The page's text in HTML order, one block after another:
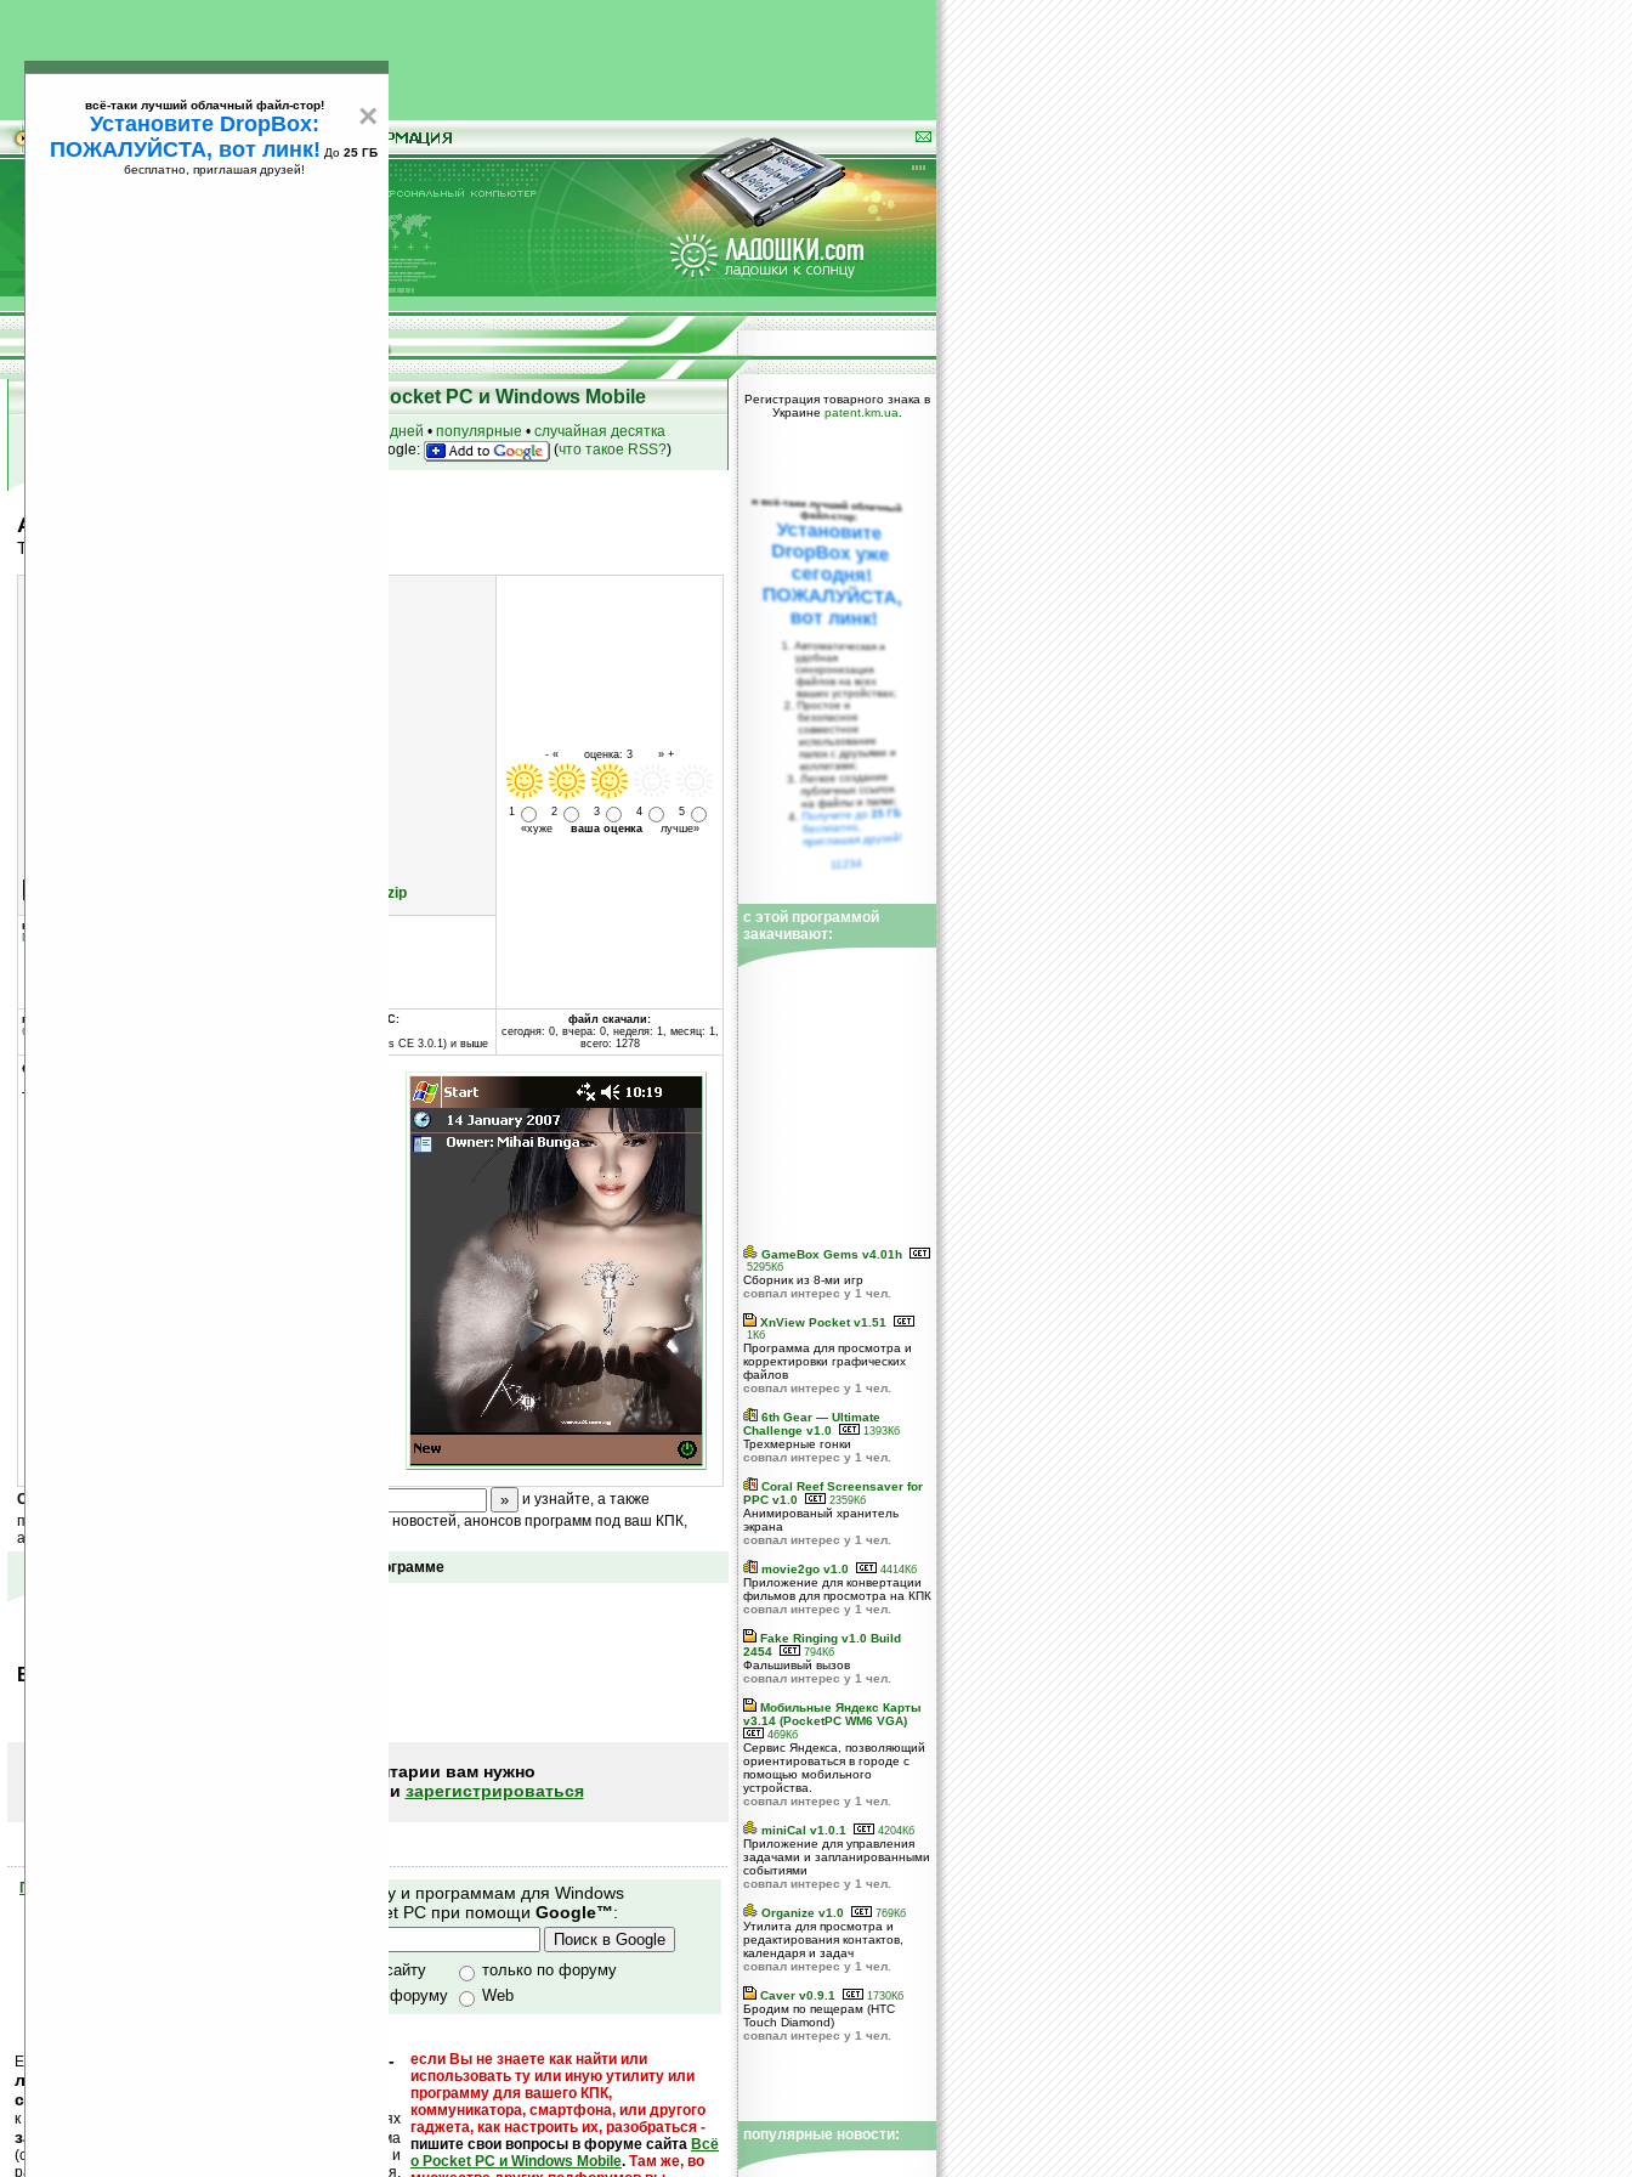
25
Скачать программы для КПК Pocket PC и Windows Mobile
за 7 дней • популярные • случайная десятка
на Google: (что такое RSS?)
AoS #12
Тема для экрана Today
/files/themes/0000015070.zip
- « оценка: 3 » +
1 2 3 4
5
«хуже ваша оценкалучше»
группы программы:
Графика
программа:
бесплатная
совместима с Pocket PC:
Pocket PC 2002 (Windows CE 3.0.1) и выше
файл скачали:
сегодня: 0, вчера: 0, неделя: 1, месяц: 1,
всего: 1278
описание:
Тема для экрана Today.
Скоро
и узнайте, а также
получайте ежедневный или еженедельный дайджест новостей, анонсов программ под ваш КПК,
акций сайта на ваш почтовый ящик.
Отзывы о программе
Ваше мнение будет первым.
Чтобы писать комментарии вам нужно
или зарегистрироваться
Помогите Ладошкам стать лучше
Поиск по сайту и программам для Windows
Mobile и Pocket PC при помощи Google™:
только по сайту
только по форуму
по сайту и форуму
Web
Еще раз обращаем внимание, что
кейгены, кряки -
лекарства, серийные номера, ключи и
ссылки на варезные сайты
если Вы не знаете как найти или
использовать ту или иную утилиту или
программу для вашего КПК,
коммуникатора, смартфона, или другого
гаджета, как настроить их, разобраться -
пишите свои вопросы в форуме сайта Всё
о Pocket PC и Windows Mobile. Там же, во
к публикации на нашем сайте в комментариях
запрещены
, как и несанкционированная реклама
(спам). Мы поддерживаем авторов программ и
развитие легального программного обеспечения.
Регистрация товарного знака в
Украине patent.km.ua
×
всё-таки лучший облачный файл-стор!
Установите DropBox:
ПОЖАЛУЙСТА, вот линк! До 25 ГБ
бесплатно, приглашая друзей!
и всё-таки лучший облачный
файл-стор:
Установите
DropBox уже
сегодня!
ПОЖАЛУЙСТА,
вот линк!
Автоматическая и
удобная
синхронизация
файлов на всех
ваших устройствах;
Простое и
безопасное
совместное
использование
папок с друзьями и
коллегами;
Легкое создание
публичных ссылок
на файлы и папки;
Получите до25 ГБ
бесплатно,
приглашая друзей!
11234
с этой программой
закачивают:
GameBox Gems v4.01h
5295Кб
Сборник из 8-ми игр
совпал интерес у 1 чел.
XnView Pocket v1.51
1Кб
Программа для просмотра и
корректировки графических
файлов
совпал интерес у 1 чел.
6th Gear — Ultimate
Challenge v1.0
1393Кб
Трехмерные гонки
совпал интерес у 1 чел.
Coral Reef Screensaver for
PPC v1.0
2359Кб
Анимированый хранитель
экрана
совпал интерес у 1 чел.
movie2go v1.0 4414Кб
Приложение для конвертации
фильмов для просмотра на КПК
совпал интерес у 1 чел.
Fake Ringing v1.0 Build
2454
794Кб
Фальшивый вызов
совпал интерес у 1 чел.
Мобильные Яндекс Карты
v3.14 (PocketPC WM6 VGA)
469Кб
Сервис Яндекса, позволяющий
ориентироваться в городе с
помощью мобильного
устройства.
совпал интерес у 1 чел.
miniCal v1.0.1 4204Кб
Приложение для управления
задачами и запланированными
событиями
совпал интерес у 1 чел.
Organize v1.0 769Кб
Утилита для просмотра и
редактирования контактов,
календаря и задач
совпал интерес у 1 чел.
Caver v0.9.1 1730Кб
Бродим по пещерам (HTC
Touch Diamond)
совпал интерес у 1 чел.
популярные новости: